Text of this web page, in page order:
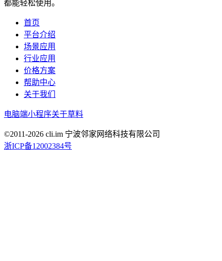
都能轻松使用。
首页
平台介绍
场景应用
行业应用
价格方案
帮助中心
关于我们
电脑端小程序关于草料
©2011-2026 cli.im 宁波邻家网络科技有限公司
浙ICP备12002384号